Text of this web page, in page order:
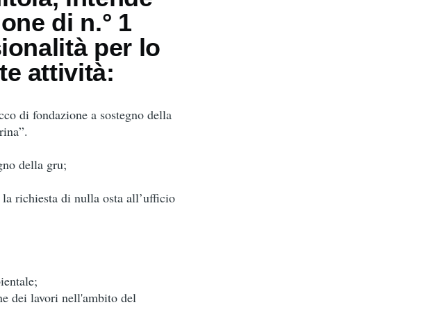
di n.° 1
per lo
attività:
di fondazione a sostegno della
della gru;
richiesta di nulla osta all’ufficio
dei lavori nell'ambito del